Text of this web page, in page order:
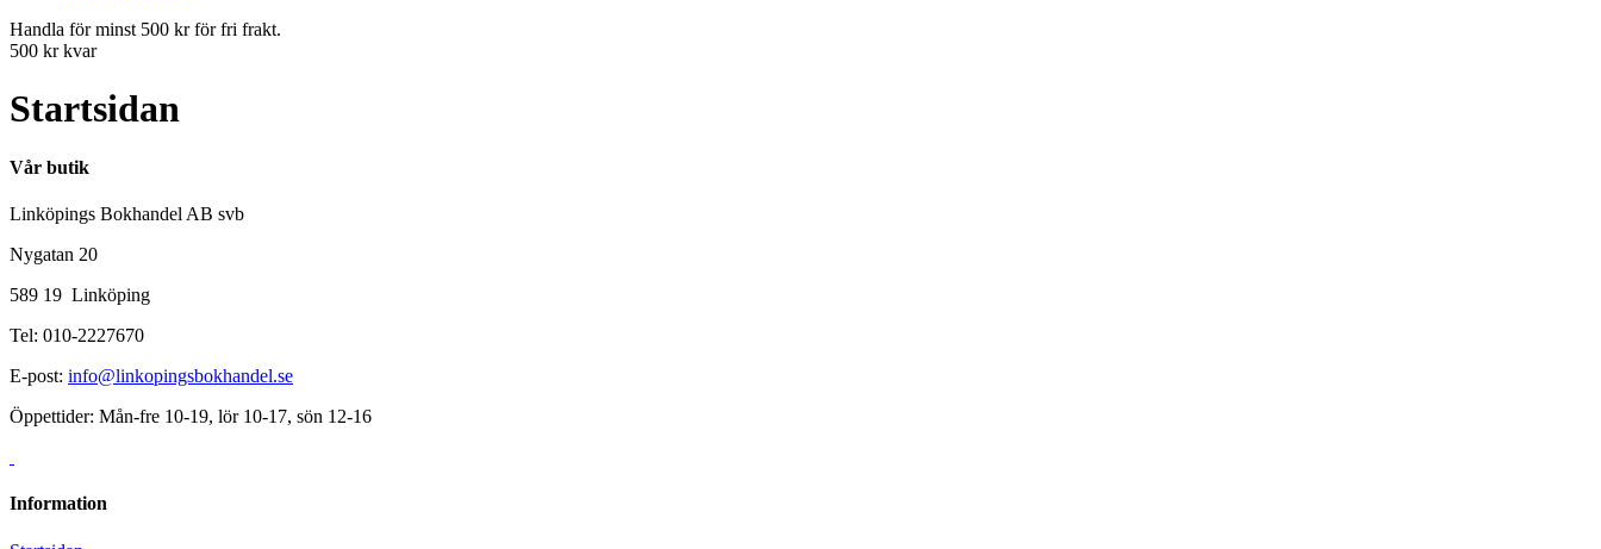
Handla för minst 500 kr för fri frakt.
500 kr kvar
Startsidan
Vår butik
Linköpings Bokhandel AB svb
Nygatan 20
589 19 Linköping
Tel: 010-2227670
E-post: info@linkopingsbokhandel.se
Öppettider: Mån-fre 10-19, lör 10-17, sön 12-16
Information